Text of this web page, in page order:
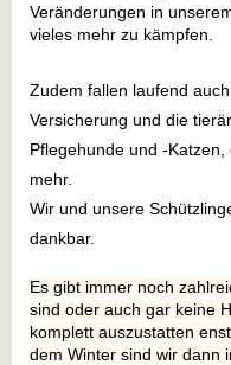
Veränderungen in
vieles mehr zu kämpfen.
Zudem fallen laufend
Versicherung und die
Pflegehunde und -
mehr.
Wir und unsere
dankbar.
Es gibt immer noch
sind oder auch gar keine
komplett auszustatten
dem Winter sind wir dann